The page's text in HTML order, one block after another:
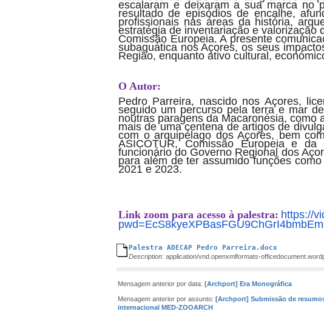
escalaram e deixaram a sua marca no
resultado de episódios de encalhe,
profissionais nas áreas da história,
estratégia de inventariação e valorização
Comissão Europeia. A presente
subaquática nos Açores, os seus
Região, enquanto ativo cultural,
O Autor:
Pedro Parreira, nascido nos Açores,
seguido um percurso pela terra e mar
noutras paragens da Macaronésia, como
mais de uma centena de artigos de
com o arquipélago dos Açores, bem
ASICOTUR, Comissão Europeia e
funcionário do Governo Regional dos
para além de ter assumido funções
2021 e 2023.
Link zoom para acesso à palestra: https://
Palestra ADECAP Pedro Parreira.docx
Description: application/vnd.openxmlformats-
Mensagem anterior por data: [Archport] Era Monográfica
Mensagem anterior por assunto: [Archport] Submissão de
internacional MED-ZOOARCH